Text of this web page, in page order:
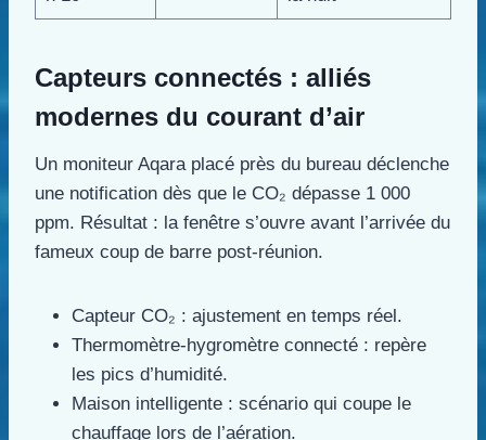
Capteurs connectés : alliés
modernes du courant d’air
Un moniteur Aqara placé près du bureau déclenche
une notification dès que le CO₂ dépasse 1 000
ppm. Résultat : la fenêtre s’ouvre avant l’arrivée du
fameux coup de barre post-réunion.
Capteur CO₂ : ajustement en temps réel.
Thermomètre-hygromètre connecté : repère
les pics d’humidité.
Maison intelligente : scénario qui coupe le
chauffage lors de l’aération.